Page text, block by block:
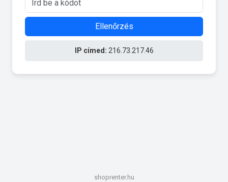
Ellenőrzés
IP címed: 216.73.217.46
shoprenter.hu